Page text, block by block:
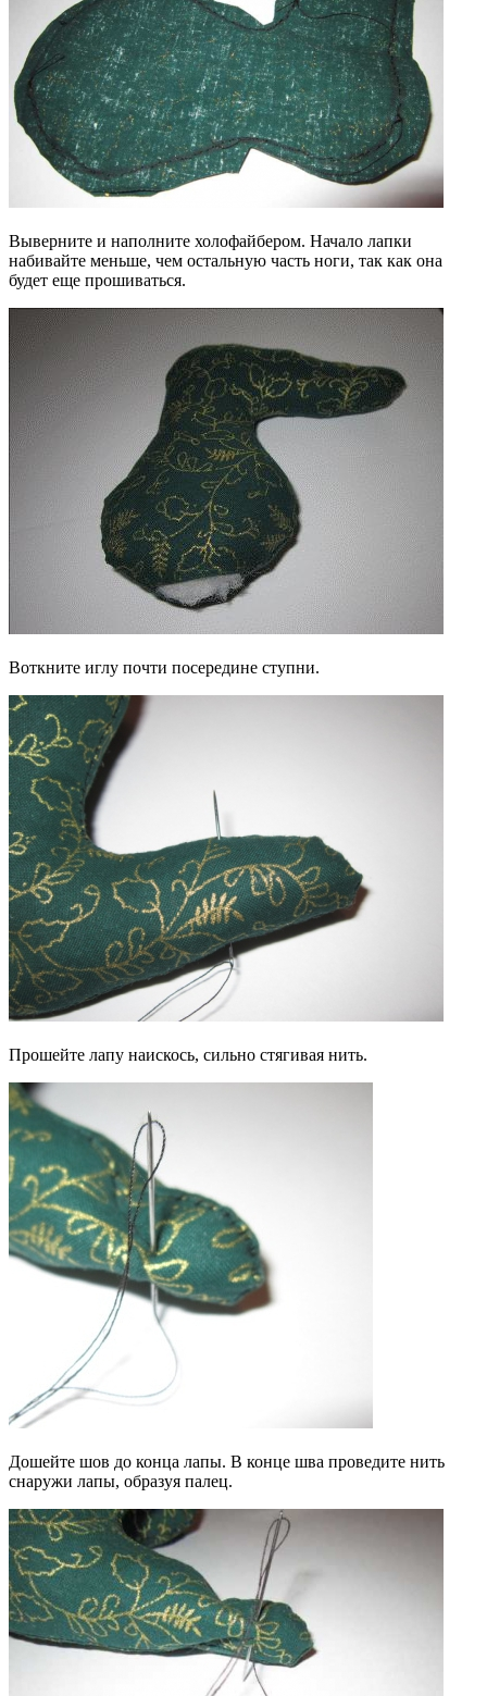
Выверните и наполните холофайбером. Начало лапки
набивайте меньше, чем остальную часть ноги, так как она
будет еще прошиваться.
Воткните иглу почти посередине ступни.
Прошейте лапу наискось, сильно стягивая нить.
Дошейте шов до конца лапы. В конце шва проведите нить
снаружи лапы, образуя палец.